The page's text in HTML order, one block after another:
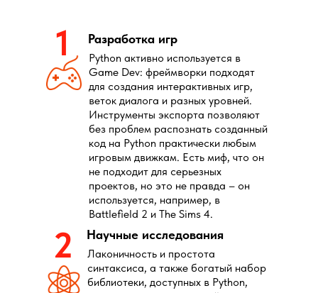
Python активно используется в
Game Dev: фреймворки подходят
для создания интерактивных игр,
веток диалога и разных уровней.
Инструменты экспорта позволяют
без проблем распознать созданный
код на Python практически любым
игровым движкам. Есть миф, что он
не подходит для серьезных
проектов, но это не правда – он
используется, например, в
Battlefield 2 и The Sims 4.
Разработка игр
1
2
Лаконичность и простота
синтаксиса, а также богатый набор
библиотеки, доступных в Python,
Научные исследования